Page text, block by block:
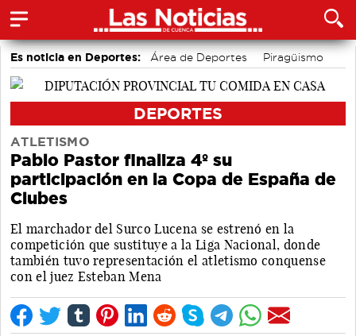
Es noticia en Deportes: Área de Deportes
Piragüismo
Bádminton
Bolos conquenses
DEPORTES
ATLETISMO
Pablo Pastor finaliza 4º su
participación en la Copa de España de
Clubes
El marchador del Surco Lucena se estrenó en la
competición que sustituye a la Liga Nacional, donde
también tuvo representación el atletismo conquense
con el juez Esteban Mena